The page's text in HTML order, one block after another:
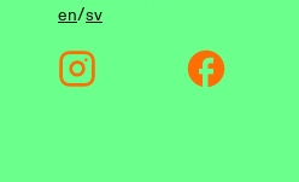
en/sv